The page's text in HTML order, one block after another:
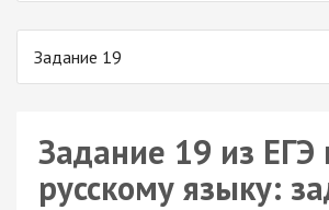
Задание 19
Задание 19 из ЕГЭ
русскому языку: